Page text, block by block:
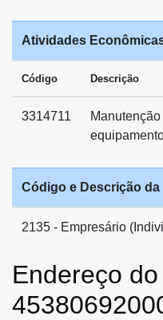
Atividades
Código Descrição
3314711
Código e Descrição
2135 - Empresário
Endereço